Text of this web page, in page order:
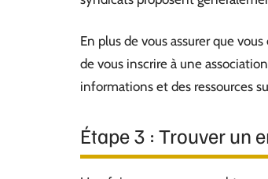
En plus de vous assurer que
de vous inscrire à une
informations et des ressources
Étape 3 : Trouver un